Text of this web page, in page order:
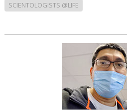
SCIENTOLOGISTS @LIFE